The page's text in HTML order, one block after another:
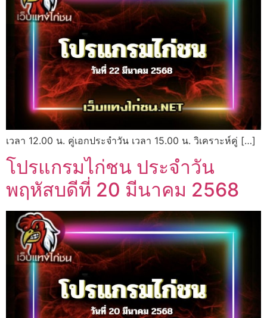
เวลา 12.00 น. คู่เอกประจำวัน เวลา 15.00 น. วิเคราะห์คู่ […]
โปรแกรมไก่ชน ประจำวัน
พฤหัสบดีที่ 20 มีนาคม 2568